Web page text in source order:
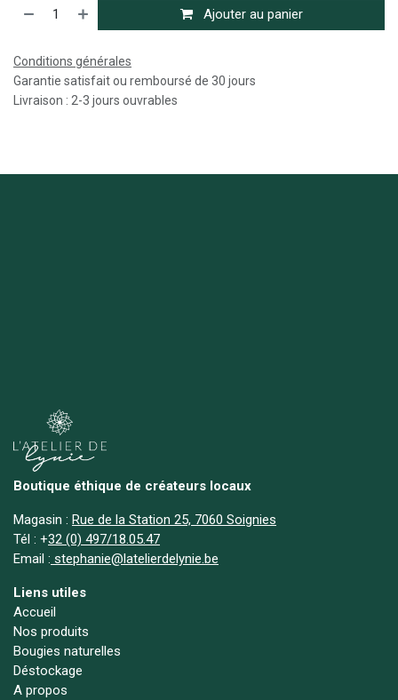
Ajouter au panier
Conditions générales
Garantie satisfait ou remboursé de 30 jours
Livraison : 2-3 jours ouvrables
Boutique éthique de créateurs locaux
Magasin : Rue de la Station 25, 7060 Soignies
Tél : +32 (0) 497/18.05.47
Email : stephanie@latelierdelynie.be
Liens utiles
Accueil
Nos produits
Bougies naturelles
Déstockage
A propos